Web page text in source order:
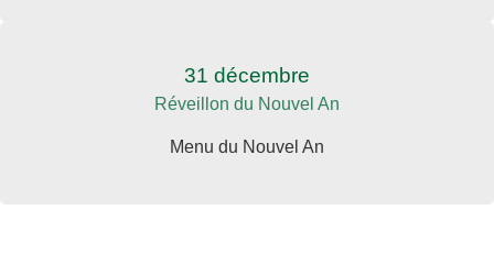
31 décembre
Réveillon du Nouvel An
Menu du Nouvel An